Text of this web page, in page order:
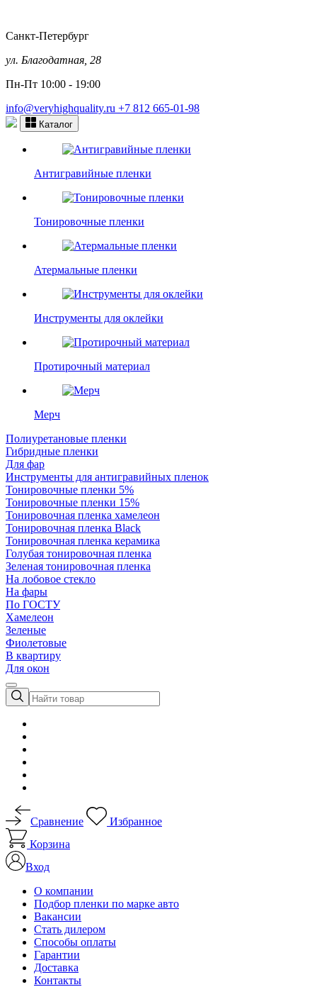
Санкт-Петербург
ул. Благодатная, 28
Пн-Пт 10:00 - 19:00
info@veryhighquality.ru +7 812 665-01-98
Каталог
Антигравийные пленки
Тонировочные пленки
Атермальные пленки
Инструменты для оклейки
Протирочный материал
Мерч
Полиуретановые пленки
Гибридные пленки
Для фар
Инструменты для антигравийных пленок
Тонировочные пленки 5%
Тонировочные пленки 15%
Тонировочная пленка хамелеон
Тонировочная пленка Black
Тонировочная пленка керамика
Голубая тонировочная пленка
Зеленая тонировочная пленка
На лобовое стекло
На фары
По ГОСТУ
Хамелеон
Зеленые
Фиолетовые
В квартиру
Для окон
Сравнение
Избранное
Корзина
Вход
О компании
Подбор пленки по марке авто
Вакансии
Стать дилером
Способы оплаты
Гарантии
Доставка
Контакты